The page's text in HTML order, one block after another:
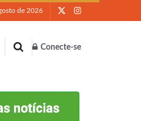
de 2026
Conecte-se